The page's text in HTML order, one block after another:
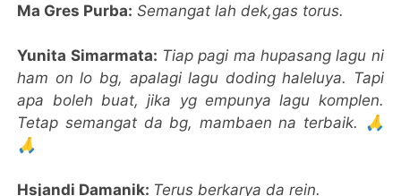
Ma Gres Purba: Semangat lah dek,gas torus.
Yunita Simarmata: Tiap pagi ma hupasang lagu ni
ham on lo bg, apalagi lagu doding haleluya. Tapi
apa boleh buat, jika yg empunya lagu komplen.
Tetap semangat da bg, mambaen na terbaik. 🙏
🙏
Hsjandi Damanik: Terus berkarya da rein.